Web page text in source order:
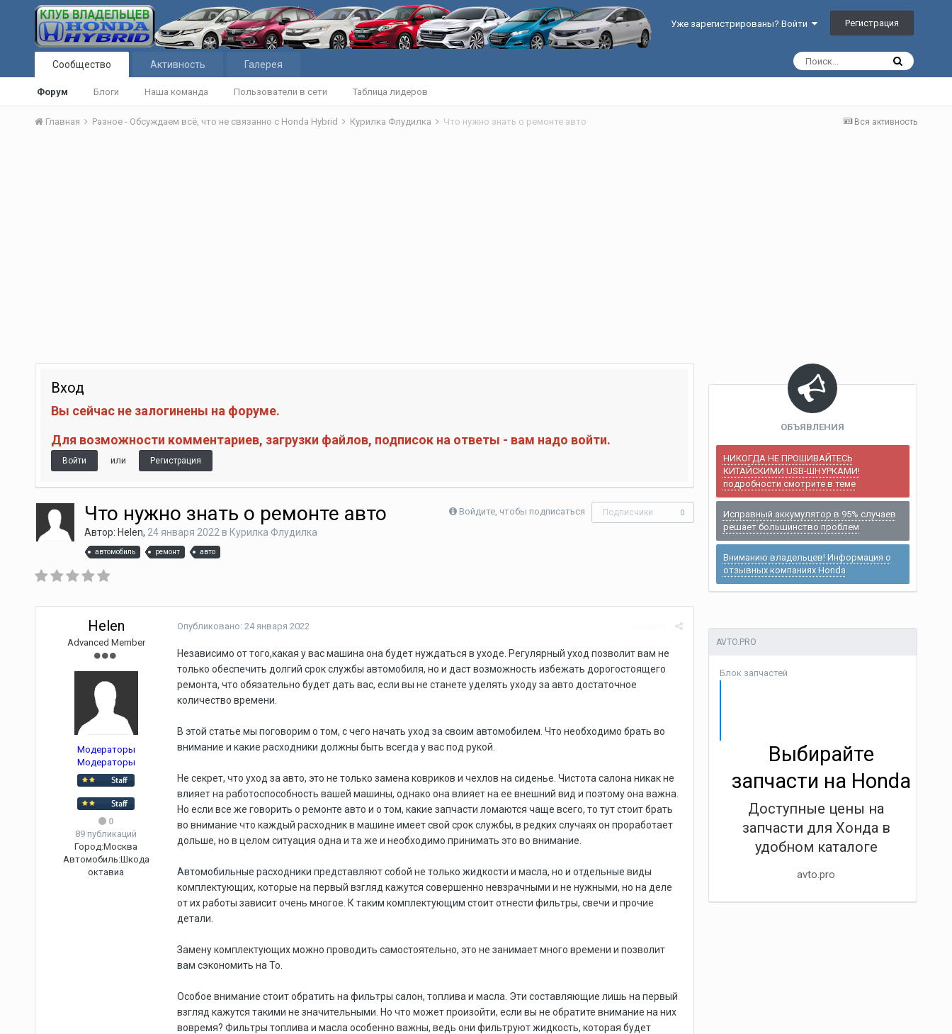
Уже зарегистрированы? Войти Регистрация
Сообщество
Форум Блоги Наша команда Пользователи в сети Таблица лидеров
Активность Галерея
Вся активность
Главная Разное - Обсуждаем всё, что не связанно с Honda Hybrid Курилка Флудилка Что нужно знать о ремонте авто
Вход
Вы сейчас не залогинены на форуме.
Для возможности комментариев, загрузки файлов, подписок на ответы - вам надо войти.
Войти или Регистрация
Войдите, чтобы подписаться Подписчики 0
Что нужно знать о ремонте авто
Автор: Helen, 24 января 2022 в Курилка Флудилка
автомобиль ремонт авто
Helen
Advanced Member
Модераторы
Модераторы
0
89 публикаций
Город:Москва
Автомобиль:Шкода
октавиа
Опубликовано: 24 января 2022
Независимо от того,какая у вас машина она будет нуждаться в уходе. Регулярный уход позволит вам не
только обеспечить долгий срок службы автомобиля, но и даст возможность избежать дорогостоящего
ремонта, что обязательно будет дать вас, если вы не станете уделять уходу за авто достаточное
количество времени.
В этой статье мы поговорим о том, с чего начать уход за своим автомобилем. Что необходимо брать во
внимание и какие расходники должны быть всегда у вас под рукой.
Не секрет, что уход за авто, это не только замена ковриков и чехлов на сиденье. Чистота салона никак не
влияет на работоспособность вашей машины, однако она влияет на ее внешний вид и поэтому она важна.
Но если все же говорить о ремонте авто и о том, какие запчасти ломаются чаще всего, то тут стоит брать
во внимание что каждый расходник в машине имеет свой срок службы, в редких случаях он проработает
дольше, но в целом ситуация одна и та же и необходимо принимать это во внимание.
Автомобильные расходники представляют собой не только жидкости и масла, но и отдельные виды
комплектующих, которые на первый взгляд кажутся совершенно невзрачными и не нужными, но на деле
от их работы зависит очень многое. К таким комплектующим стоит отнести фильтры, свечи и прочие
детали.
Замену комплектующих можно проводить самостоятельно, это не занимает много времени и позволит
вам сэкономить на То.
Особое внимание стоит обратить на фильтры салон, топлива и масла. Эти составляющие лишь на первый
взгляд кажутся такими не значительными. Но что может произойти, если вы не обратите внимание на них
вовремя? Фильтры топлива и масла особенно важны, ведь они фильтруют жидкость, которая будет
ОБЪЯВЛЕНИЯ
НИКОГДА НЕ ПРОШИВАЙТЕСЬ
КИТАЙСКИМИ USB-ШНУРКАМИ!
подробности смотрите в теме
Исправный аккумулятор в 95% случаев
решает большинство проблем
Вниманию владельцев! Информация о
отзывных компаниях Honda
AVTO.PRO
Блок запчастей
Выбирайте
запчасти на Honda
Доступные цены на
запчасти для Хонда в
удобном каталоге
avto.pro